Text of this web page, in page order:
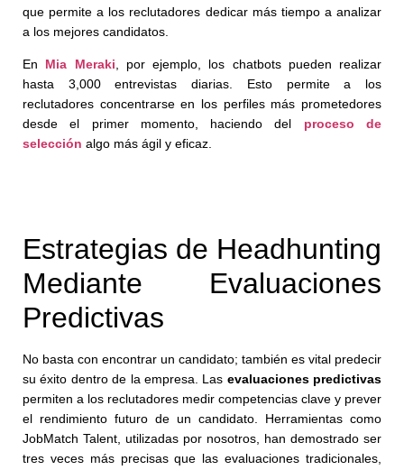
que permite a los reclutadores dedicar más tiempo a analizar
a los mejores candidatos.
En Mia Meraki , por ejemplo, los chatbots pueden realizar
hasta 3,000 entrevistas diarias. Esto permite a los
reclutadores concentrarse en los perfiles más prometedores
desde el primer momento, haciendo del proceso de
selección algo más ágil y eficaz.
Estrategias de Headhunting
Mediante Evaluaciones
Predictivas
No basta con encontrar un candidato; también es vital predecir
su éxito dentro de la empresa. Las evaluaciones predictivas
permiten a los reclutadores medir competencias clave y prever
el rendimiento futuro de un candidato. Herramientas como
JobMatch Talent, utilizadas por nosotros, han demostrado ser
tres veces más precisas que las evaluaciones tradicionales,